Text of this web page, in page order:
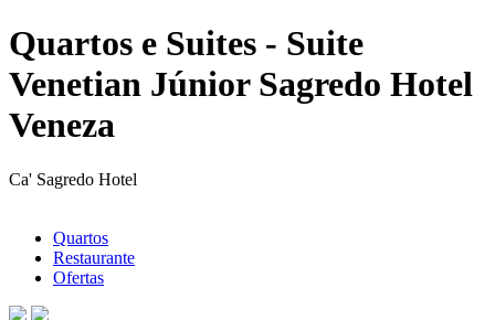
Quartos e Suites - Suite
Venetian Júnior Sagredo Hotel
Veneza
Ca' Sagredo Hotel
Quartos
Restaurante
Ofertas